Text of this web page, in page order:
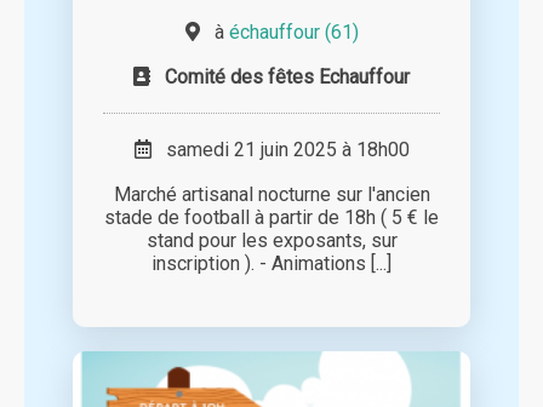
à échauffour (61)
Comité des fêtes Echauffour
samedi 21 juin 2025 à 18h00
Marché artisanal nocturne sur l'ancien
stade de football à partir de 18h ( 5 € le
stand pour les exposants, sur
inscription ). - Animations [...]